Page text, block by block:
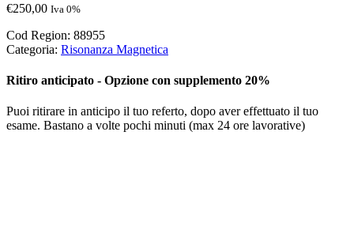
€250,00 Iva 0%
Cod Region: 88955
Categoria: Risonanza Magnetica
Ritiro anticipato - Opzione con supplemento 20%
Puoi ritirare in anticipo il tuo referto, dopo aver effettuato il tuo
esame. Bastano a volte pochi minuti (max 24 ore lavorative)